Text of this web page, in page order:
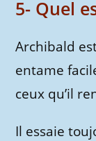
5- Quel
Archibald
entame
ceux qu’il
Il essaie